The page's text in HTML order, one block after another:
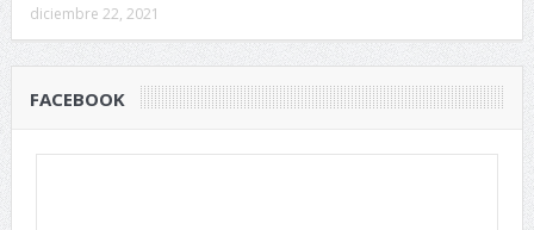
diciembre 22, 2021
FACEBOOK